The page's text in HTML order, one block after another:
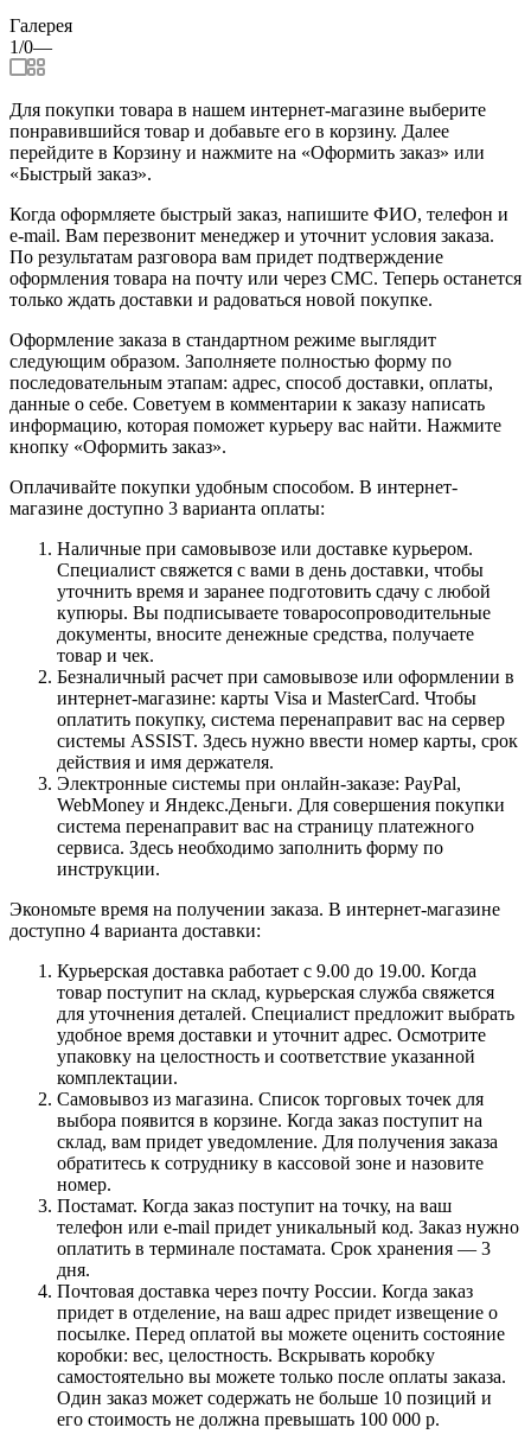
Галерея
1/0—
Для покупки товара в нашем интернет-магазине выберите
понравившийся товар и добавьте его в корзину. Далее
перейдите в Корзину и нажмите на «Оформить заказ» или
«Быстрый заказ».
Когда оформляете быстрый заказ, напишите ФИО, телефон и
e-mail. Вам перезвонит менеджер и уточнит условия заказа.
По результатам разговора вам придет подтверждение
оформления товара на почту или через СМС. Теперь останется
только ждать доставки и радоваться новой покупке.
Оформление заказа в стандартном режиме выглядит
следующим образом. Заполняете полностью форму по
последовательным этапам: адрес, способ доставки, оплаты,
данные о себе. Советуем в комментарии к заказу написать
информацию, которая поможет курьеру вас найти. Нажмите
кнопку «Оформить заказ».
Оплачивайте покупки удобным способом. В интернет-
магазине доступно 3 варианта оплаты:
Наличные при самовывозе или доставке курьером.
Специалист свяжется с вами в день доставки, чтобы
уточнить время и заранее подготовить сдачу с любой
купюры. Вы подписываете товаросопроводительные
документы, вносите денежные средства, получаете
товар и чек.
Безналичный расчет при самовывозе или оформлении в
интернет-магазине: карты Visa и MasterCard. Чтобы
оплатить покупку, система перенаправит вас на сервер
системы ASSIST. Здесь нужно ввести номер карты, срок
действия и имя держателя.
Электронные системы при онлайн-заказе: PayPal,
WebMoney и Яндекс.Деньги. Для совершения покупки
система перенаправит вас на страницу платежного
сервиса. Здесь необходимо заполнить форму по
инструкции.
Экономьте время на получении заказа. В интернет-магазине
доступно 4 варианта доставки:
Курьерская доставка работает с 9.00 до 19.00. Когда
товар поступит на склад, курьерская служба свяжется
для уточнения деталей. Специалист предложит выбрать
удобное время доставки и уточнит адрес. Осмотрите
упаковку на целостность и соответствие указанной
комплектации.
Самовывоз из магазина. Список торговых точек для
выбора появится в корзине. Когда заказ поступит на
склад, вам придет уведомление. Для получения заказа
обратитесь к сотруднику в кассовой зоне и назовите
номер.
Постамат. Когда заказ поступит на точку, на ваш
телефон или e-mail придет уникальный код. Заказ нужно
оплатить в терминале постамата. Срок хранения — 3
дня.
Почтовая доставка через почту России. Когда заказ
придет в отделение, на ваш адрес придет извещение о
посылке. Перед оплатой вы можете оценить состояние
коробки: вес, целостность. Вскрывать коробку
самостоятельно вы можете только после оплаты заказа.
Один заказ может содержать не больше 10 позиций и
его стоимость не должна превышать 100 000 р.